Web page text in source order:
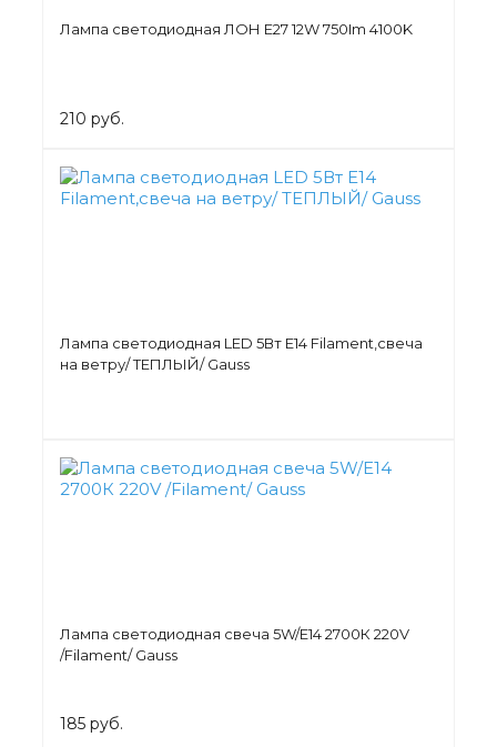
Лампа светодиодная ЛОН Е27 12W 750Im 4100K
210 руб.
Лампа светодиодная LED 5Вт E14 Filament,свеча
на ветру/ ТЕПЛЫЙ/ Gauss
Лампа светодиодная свеча 5W/Е14 2700К 220V
/Filament/ Gauss
185 руб.